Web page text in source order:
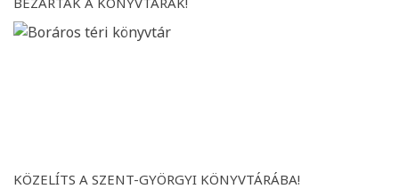
KÖZELÍTS A SZENT-GYÖRGYI KÖNYVTÁRÁBA!